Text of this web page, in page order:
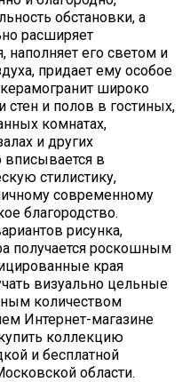
обстановки, а
расширяет
наполняет его светом и
придает ему особое
широко
стен и полов в гостиных,
комнатах,
и других
в
стилистику,
современному
благородство.
рисунка,
получается роскошным
края
визуально цельные
количеством
Интернет-магазине
коллекцию
и бесплатной
области.